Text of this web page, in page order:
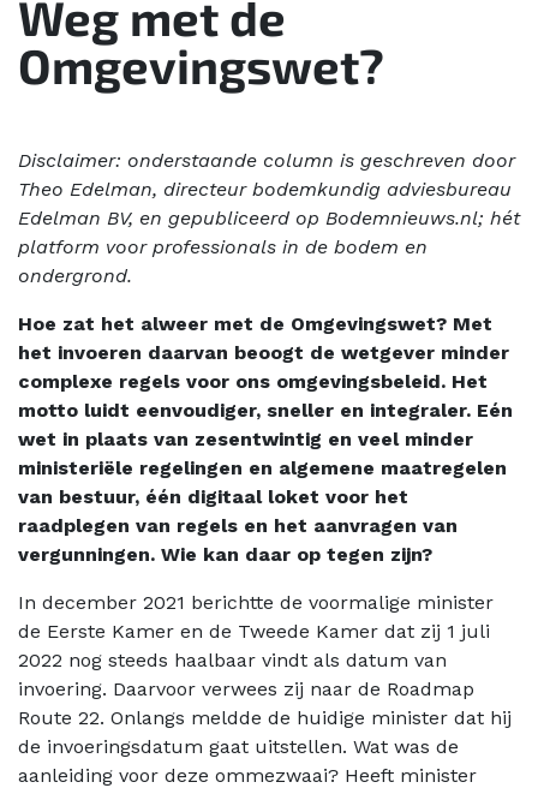
Weg met de
Omgevingswet?
Disclaimer: onderstaande column is geschreven door
Theo Edelman, directeur bodemkundig adviesbureau
Edelman BV, en gepubliceerd op Bodemnieuws.nl; hét
platform voor professionals in de bodem en
ondergrond.
Hoe zat het alweer met de Omgevingswet? Met
het invoeren daarvan beoogt de wetgever minder
complexe regels voor ons omgevingsbeleid. Het
motto luidt eenvoudiger, sneller en integraler. Eén
wet in plaats van zesentwintig en veel minder
ministeriële regelingen en algemene maatregelen
van bestuur, één digitaal loket voor het
raadplegen van regels en het aanvragen van
vergunningen. Wie kan daar op tegen zijn?
In december 2021 berichtte de voormalige minister
de Eerste Kamer en de Tweede Kamer dat zij 1 juli
2022 nog steeds haalbaar vindt als datum van
invoering. Daarvoor verwees zij naar de Roadmap
Route 22. Onlangs meldde de huidige minister dat hij
de invoeringsdatum gaat uitstellen. Wat was de
aanleiding voor deze ommezwaai? Heeft minister